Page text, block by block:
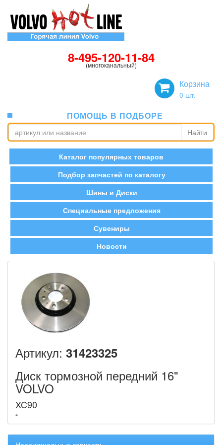
8-495-120-11-84
(многоканальный)
Корзина
0 шт.
ПОМОЩЬ В ПОДБОРЕ
Найти
Каталог популярных товаров
Подбор запчастей по каталогу
Шины и Диски
Специальные предложения
Сувениры
Новости
Артикул: 31423325
Диск тормозной передний 16"
VOLVO
XC90